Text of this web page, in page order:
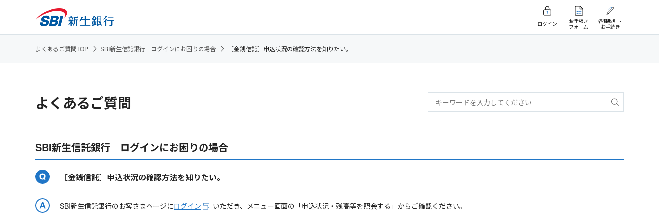
ログイン
お手続き
フォーム
各種取引・
お手続き
よくあるご質問TOP SBI新生信託銀行 ログインにお困りの場合 ［金銭信託］申込状況の確認方法を知りたい。
よくあるご質問
SBI新生信託銀行 ログインにお困りの場合
［金銭信託］申込状況の確認方法を知りたい。
SBI新生信託銀行のお客さまページにログイン いただき、メニュー画面の「申込状況・残高等を照会する」からご確認ください。